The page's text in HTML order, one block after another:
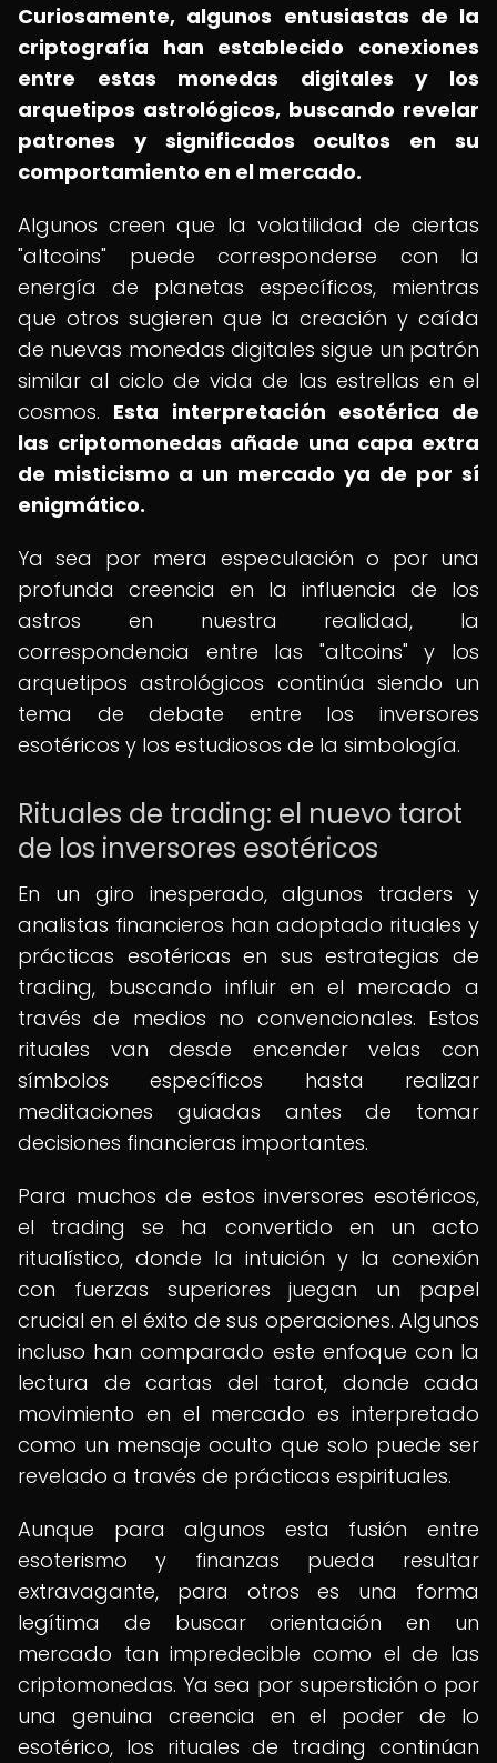
Curiosamente, algunos entusiastas de la
criptografía han establecido conexiones
entre estas monedas digitales y los
arquetipos astrológicos, buscando revelar
patrones y significados ocultos en su
comportamiento en el mercado.
Algunos creen que la volatilidad de ciertas
"altcoins" puede corresponderse con la
energía de planetas específicos, mientras
que otros sugieren que la creación y caída
de nuevas monedas digitales sigue un patrón
similar al ciclo de vida de las estrellas en el
cosmos. Esta interpretación esotérica de
las criptomonedas añade una capa extra
de misticismo a un mercado ya de por sí
enigmático.
Ya sea por mera especulación o por una
profunda creencia en la influencia de los
astros en nuestra realidad, la
correspondencia entre las "altcoins" y los
arquetipos astrológicos continúa siendo un
tema de debate entre los inversores
esotéricos y los estudiosos de la simbología.
Rituales de trading: el nuevo tarot
de los inversores esotéricos
En un giro inesperado, algunos traders y
analistas financieros han adoptado rituales y
prácticas esotéricas en sus estrategias de
trading, buscando influir en el mercado a
través de medios no convencionales. Estos
rituales van desde encender velas con
símbolos específicos hasta realizar
meditaciones guiadas antes de tomar
decisiones financieras importantes.
Para muchos de estos inversores esotéricos,
el trading se ha convertido en un acto
ritualístico, donde la intuición y la conexión
con fuerzas superiores juegan un papel
crucial en el éxito de sus operaciones. Algunos
incluso han comparado este enfoque con la
lectura de cartas del tarot, donde cada
movimiento en el mercado es interpretado
como un mensaje oculto que solo puede ser
revelado a través de prácticas espirituales.
Aunque para algunos esta fusión entre
esoterismo y finanzas pueda resultar
extravagante, para otros es una forma
legítima de buscar orientación en un
mercado tan impredecible como el de las
criptomonedas. Ya sea por superstición o por
una genuina creencia en el poder de lo
esotérico, los rituales de trading continúan